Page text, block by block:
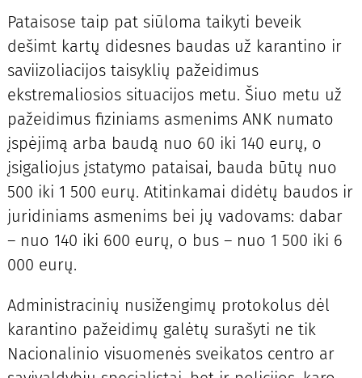
Pataisose taip pat siūloma taikyti beveik
dešimt kartų didesnes baudas už karantino ir
saviizoliacijos taisyklių pažeidimus
ekstremaliosios situacijos metu. Šiuo metu už
pažeidimus fiziniams asmenims ANK numato
įspėjimą arba baudą nuo 60 iki 140 eurų, o
įsigaliojus įstatymo pataisai, bauda būtų nuo
500 iki 1 500 eurų. Atitinkamai didėtų baudos ir
juridiniams asmenims bei jų vadovams: dabar
– nuo 140 iki 600 eurų, o bus – nuo 1 500 iki 6
000 eurų.
Administracinių nusižengimų protokolus dėl
karantino pažeidimų galėtų surašyti ne tik
Nacionalinio visuomenės sveikatos centro ar